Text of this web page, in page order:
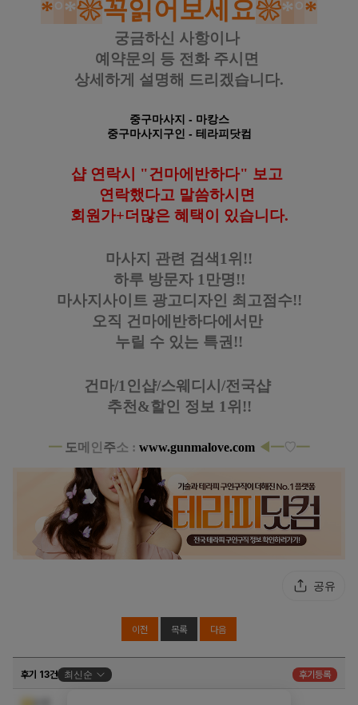
*°*❀꼭읽어보세요❀*°*
궁금하신 사항이나
예약문의 등 전화 주시면
상세하게 설명해 드리겠습니다.
중구마사지 - 마캉스
중구마사지구인 - 테라피닷컴
샵 연락시 "건마에반하다" 보고
연락했다고 말씀하시면
회원가+더많은 혜택이 있습니다.
마사지 관련 검색1위!!
하루 방문자 1만명!!
마사지사이트 광고디자인 최고점수!!
오직 건마에반하다에서만
누릴 수 있는 특권!!
건마/1인샵/스웨디시/전국샵
추천&할인 정보 1위!!
━ 도메 인 주소 : www.gunmalove.com ◀ ━♡━
공유
이전 목록 다음
후기 13건 최신순 후기등록